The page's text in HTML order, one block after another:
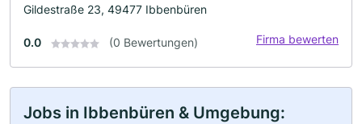
Gildestraße 23, 49477 Ibbenbüren
0.0 (0 Bewertungen) Firma bewerten
Jobs in Ibbenbüren & Umgebung: